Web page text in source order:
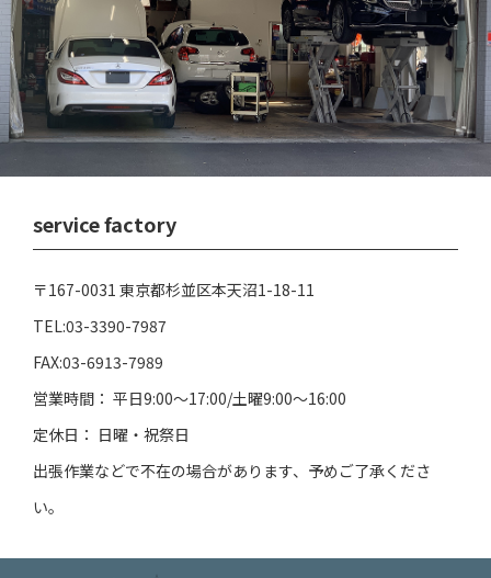
service factory
〒167-0031 東京都杉並区本天沼1-18-11
TEL:03-3390-7987
FAX:03-6913-7989
営業時間： 平日9:00～17:00/土曜9:00～16:00
定休日： 日曜・祝祭日
出張作業などで不在の場合があります、予めご了承くださ
い。